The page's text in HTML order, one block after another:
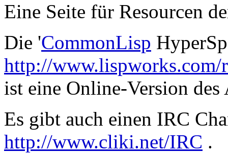
Eine Seite für Resourcen
Die 'CommonLisp
http://www.lispworks.com/
ist eine Online-Version
Es gibt auch einen IRC
http://www.cliki.net/IRC .